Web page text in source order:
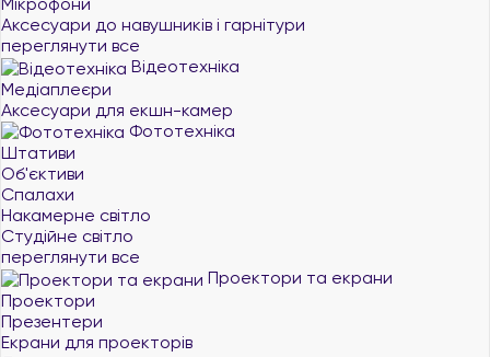
Аксесуари до навушників і гарнітури
переглянути все
Відеотехніка
Медіаплеєри
Аксесуари для екшн-камер
Фототехніка
Штативи
Об'єктиви
Спалахи
Накамерне світло
Студійне світло
переглянути все
Проектори та екрани
Проектори
Презентери
Екрани для проекторів